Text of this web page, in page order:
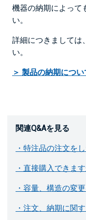
機器の納期によって
い。
詳細につきましては
い。
＞ 製品の納期につ
関連Q&Aを見る
・特注品の注文を
・直接購入できま
・容量、構造の変
・注文、納期に関